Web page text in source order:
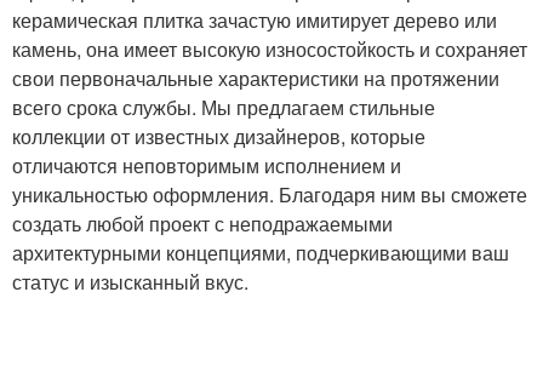
керамическая плитка зачастую имитирует дерево или
камень, она имеет высокую износостойкость и сохраняет
свои первоначальные характеристики на протяжении
всего срока службы. Мы предлагаем стильные
коллекции от известных дизайнеров, которые
отличаются неповторимым исполнением и
уникальностью оформления. Благодаря ним вы сможете
создать любой проект с неподражаемыми
архитектурными концепциями, подчеркивающими ваш
статус и изысканный вкус.